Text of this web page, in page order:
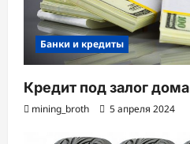
Банки и кредиты
Кредит под залог дома
mining_broth 5 апреля 2024